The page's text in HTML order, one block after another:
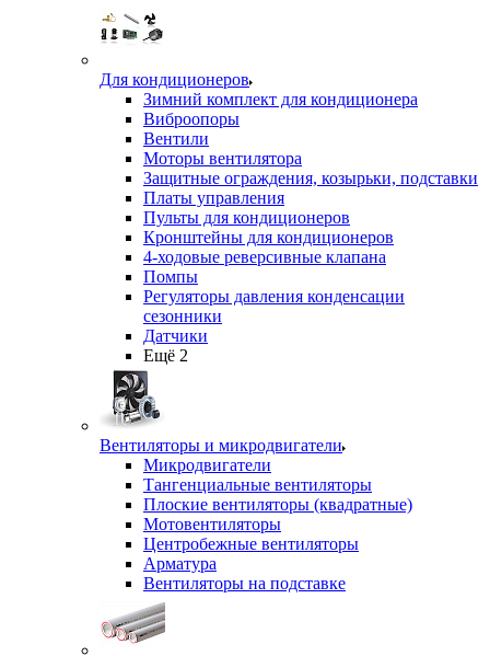
Для кондиционеров
Зимний комплект для кондиционера
Виброопоры
Вентили
Моторы вентилятора
Защитные ограждения, козырьки, подставки
Платы управления
Пульты для кондиционеров
Кронштейны для кондиционеров
4-ходовые реверсивные клапана
Помпы
Регуляторы давления конденсации
сезонники
Датчики
Ещё 2
Вентиляторы и микродвигатели
Микродвигатели
Тангенциальные вентиляторы
Плоские вентиляторы (квадратные)
Мотовентиляторы
Центробежные вентиляторы
Арматура
Вентиляторы на подставке